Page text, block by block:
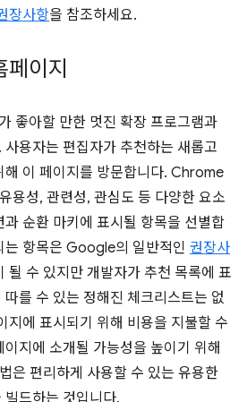
장사항을 참조하세요.
이지
좋아할 만한 멋진 확장 프로그램과
용자는 편집자가 추천하는 새롭고
해 이 페이지를 방문합니다. Chrome
용성, 관련성, 관심도 등 다양한 요소
순환 마키에 표시될 항목을 선별합
는 항목은 Google의 일반적인 권장사
될 수 있지만 개발자가 추천 목록에 표
를 수 있는 정해진 체크리스트는 없
지에 표시되기 위해 비용을 지불할 수
지에 소개될 가능성을 높이기 위해
은 편리하게 사용할 수 있는 유용한
드하는 것입니다.